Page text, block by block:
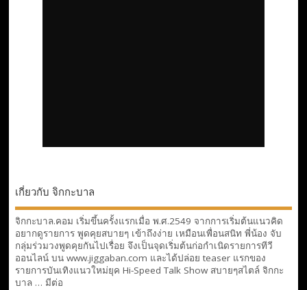
เกี่ยวกับ จิกกะบาล
จิกกะบาล.คอม เริ่มขึ้นครั้งแรกเมื่อ พ.ศ.2549 จากการเริ่มต้นแนวคิด
อยากดูรายการ พูดคุยสบายๆ เข้าถึงง่าย เหมือนเพื่อนสนิท พี่น้อง จับ
กลุ่มร่วมวงพูดคุยกันไปเรื่อย จึงเป็นจุดเริ่มต้นก่อกำเนิดรายการทีวี
ออนไลน์ บน www.jiggaban.com และได้ปล่อย teaser แรกของ
รายการบันเทิงแนวใหม่ยุค Hi-Speed Talk Show สบายๆสไตล์ จิกกะ
บาล … มีต่อ